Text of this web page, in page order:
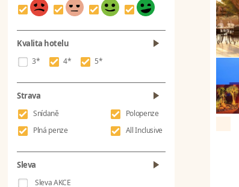
Kvalita hotelu
3* 4* 5*
Strava
Snídaně
Plná penze
Polopenze
All Inclusive
Sleva
Sleva AKCE